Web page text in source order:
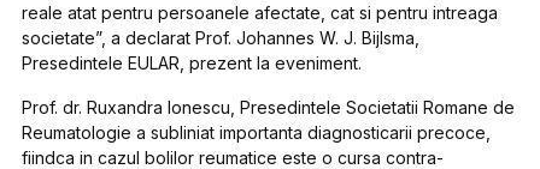
reale atat pentru persoanele afectate, cat si pentru intreaga
societate”, a declarat Prof. Johannes W. J. Bijlsma,
Presedintele EULAR, prezent la eveniment.
Prof. dr. Ruxandra Ionescu, Presedintele Societatii Romane de
Reumatologie a subliniat importanta diagnosticarii precoce,
fiindca in cazul bolilor reumatice este o cursa contra-